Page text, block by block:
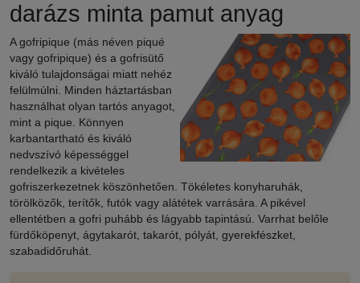
darázs minta pamut anyag
A gofripique (más néven piqué
vagy gofripique) és a gofrisütő
kiváló tulajdonságai miatt nehéz
felülmúlni. Minden háztartásban
használhat olyan tartós anyagot,
mint a pique. Könnyen
karbantartható és kiváló
nedvszívó képességgel
rendelkezik a kivételes
gofriszerkezetnek köszönhetően. Tökéletes konyharuhák,
törölközők, terítők, futók vagy alátétek varrására. A pikével
ellentétben a gofri puhább és lágyabb tapintású. Varrhat belőle
fürdőköpenyt, ágytakarót, takarót, pólyát, gyerekfészket,
szabadidőruhát.